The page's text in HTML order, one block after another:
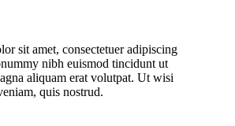
sit amet, consectetuer adipiscing
nibh euismod tincidunt ut
aliquam erat volutpat. Ut wisi
quis nostrud.